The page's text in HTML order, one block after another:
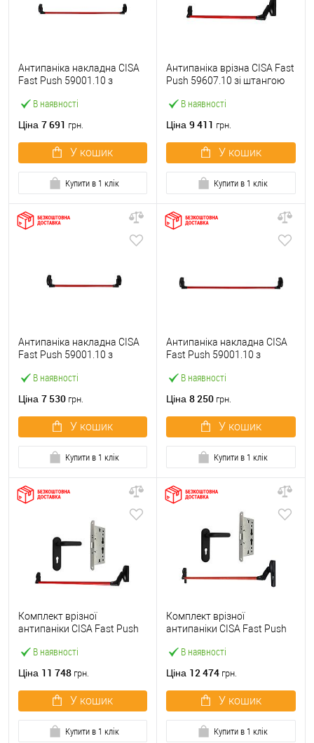
В наявності
Антипаніка накладна CISA
Fast Push 59001.10 з
мм червона
Ціна 7 691 грн.
У кошик
Купити в 1 клік
В наявності
Антипаніка врізна CISA Fast
Push 59607.10 зі штангою
Ціна 9 411 грн.
У кошик
Купити в 1 клік
В наявності
Антипаніка накладна CISA
Fast Push 59001.10 з
червона
Ціна 7 530 грн.
У кошик
Купити в 1 клік
В наявності
Антипаніка накладна CISA
Fast Push 59001.10 з
мм червона
Ціна 8 250 грн.
У кошик
Купити в 1 клік
В наявності
Комплект врізної
антипаніки CISA Fast Push
із замком та ручкою
Ціна 11 748 грн.
У кошик
Купити в 1 клік
В наявності
Комплект врізної
антипаніки CISA Fast Push
червоний із замком та
Ціна 12 474 грн.
У кошик
Купити в 1 клік